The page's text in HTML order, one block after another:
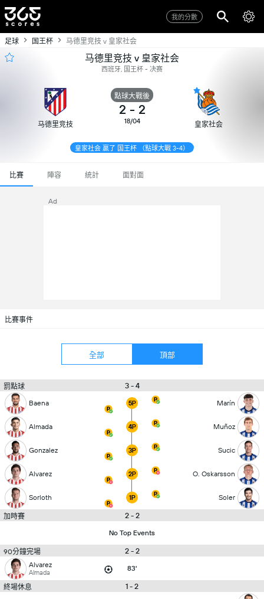
我的分數
足球 国王杯 马德里竞技 v 皇家社会
马德里竞技 v 皇家社会
西班牙, 国王杯 - 决赛
马德里竞技
點球大戰後
2 - 2
18/04 皇家社会
皇家社会 贏了 国王杯 （點球大戰 3-4）
比賽 陣容 統計 面對面
Ad
比賽事件
全部 頂部
罰點球 3 - 4
Baena 5P Marín
Almada 4P Muñoz
Gonzalez 3P Sucic
Alvarez 2P O. Oskarsson
Sorloth 1P Soler
加時賽 2 - 2
No Top Events
90分鐘完場 2 - 2
Alvarez
Almada 83'
終場休息 1 - 2